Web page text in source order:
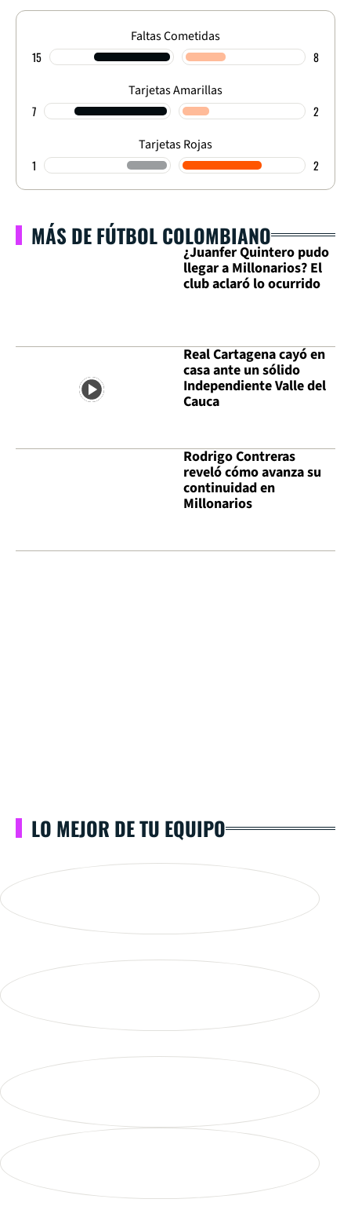
Faltas Cometidas
15 8
Tarjetas Amarillas
7 2
Tarjetas Rojas
1 2
MÁS DE FÚTBOL COLOMBIANO
¿Juanfer Quintero pudo
llegar a Millonarios? El
club aclaró lo ocurrido
Real Cartagena cayó en
casa ante un sólido
Independiente Valle del
Cauca
Rodrigo Contreras
reveló cómo avanza su
continuidad en
Millonarios
LO MEJOR DE TU EQUIPO